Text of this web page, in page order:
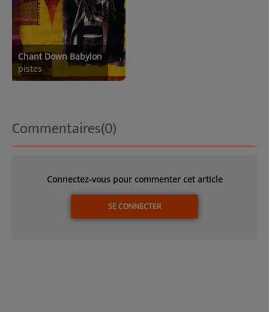
Chant Down Babylon
pistes
Commentaires(0)
Connectez-vous pour commenter cet article
SE CONNECTER